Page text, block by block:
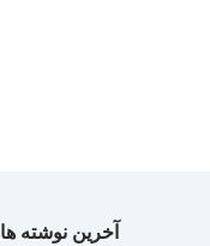
آخرین نوشته ها